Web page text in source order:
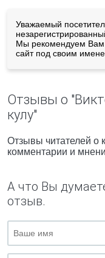
Уважаемый
Мы рекомендуем Вам
сайт под своим
Отзывы о
кулу"
Отзывы читателей о
комментарии и
А что Вы
отзыв.